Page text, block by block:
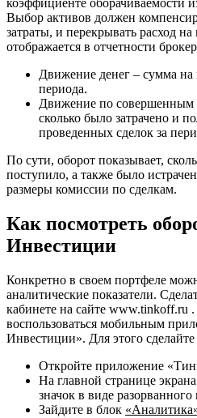
коэффициенте оборачиваемости
Выбор активов должен
затраты, и перекрывать расход
отображается в отчетности
Движение денег – сумма на
периода.
Движение по совершенным
сколько было затрачено и
проведенных сделок за
По сути, оборот показывает,
поступило, а также было
размеры комиссии по сделкам.
Как посмотреть
Инвестиции
Конкретно в своем портфеле
аналитические показатели.
кабинете на сайте www.tinkoff.ru
воспользоваться мобильным
Инвестиции». Для этого
Откройте приложение
На главной странице
значок в виде разорванного
Зайдите в блок